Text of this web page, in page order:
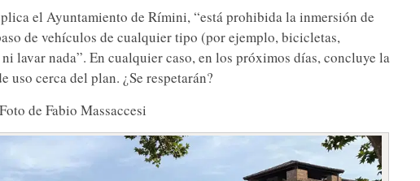
el Ayuntamiento de Rímini, “está prohibida la inmersión de
de vehículos de cualquier tipo (por ejemplo, bicicletas,
lavar nada”. En cualquier caso, en los próximos días, concluye la
uso cerca del plan. ¿Se respetarán?
de Fabio Massaccesi